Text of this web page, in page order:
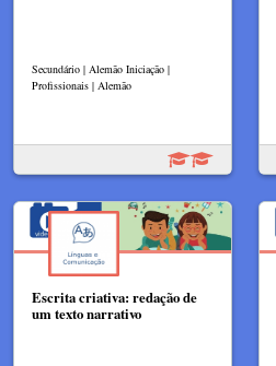
Secundário | Alemão Iniciação |
Profissionais | Alemão
Escrita criativa: redação de
um texto narrativo